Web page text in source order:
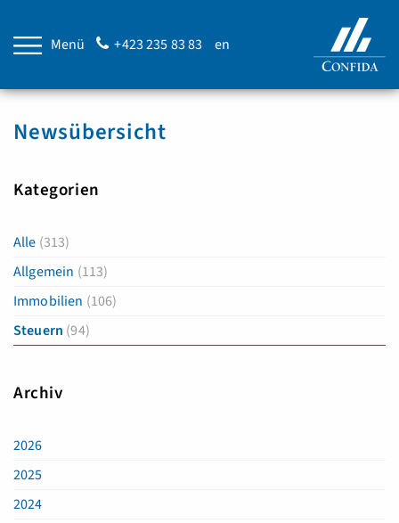
Menü +423 235 83 83 en
Newsübersicht
Kategorien
Alle (313)
Allgemein (113)
Immobilien (106)
Steuern (94)
Archiv
2026
2025
2024